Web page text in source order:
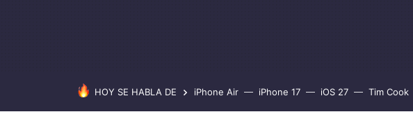
HOY SE HABLA DE iPhone Air iPhone 17 iOS 27 Tim Cook